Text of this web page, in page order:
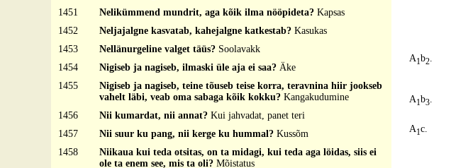
1451
Nelikümmend mundrit, aga kõik ilma nööpideta? Kapsas
1452
Neljajalgne kasvatab, kahejalgne katkestab? Kasukas
1453
Nellänurgeline valget täüs? Soolavakk
1454
Nigiseb ja nagiseb, ilmaski üle aja ei saa? Äke
1455
Nigiseb ja nagiseb, teine tõuseb teise korra, teravnina hiir jookseb
vahelt läbi, veab oma sabaga kõik kokku? Kangakudumine
1456
Nii kumardat, nii annat? Kui jahvadat, panet teri
1457
Nii suur ku pang, nii kerge ku hummal? Kussõm
1458
Niikaua kui teda otsitas, on ta midagi, kui teda aga löidas, siis ei
ole ta enem see, mis ta oli? Mõistatus
A1b2.
A1b3.
A1c.